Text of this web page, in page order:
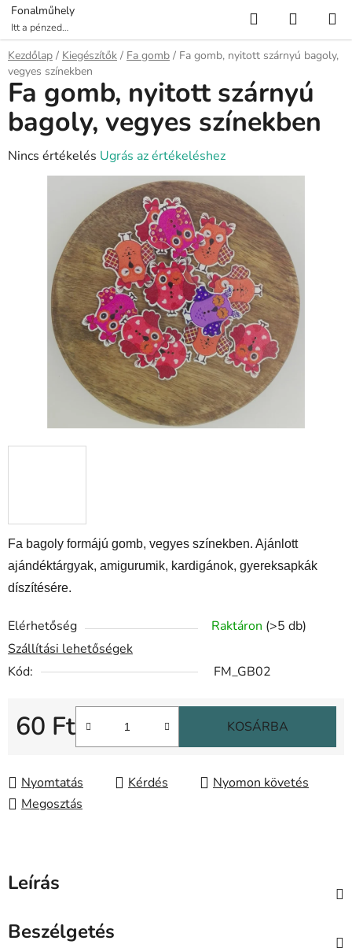
Ugrás
fő
tartalomhoz
Fonalműhely
Itt a pénzed
több fonalat ér!
KeresésKOSÁR
Kezdőlap / Kiegészítők / Fa gomb / Fa gomb, nyitott szárnyú bagoly,
vegyes színekben
Fa bagoly formájú gomb, vegyes színekben. Ajánlott
ajándéktárgyak, amigurumik, kardigánok, gyereksapkák
díszítésére.
Elérhetőség Raktáron (>5 db)
Szállítási lehetőségek
Kód:
FM_GB02
60 Ft KOSÁRBA
Nyomtatás Kérdés
Nyomon követés
Megosztás
Fa gomb, nyitott szárnyú
bagoly, vegyes színekben
A
termék
Nincs értékelés Ugrás az értékeléshez
Leírás
Beszélgetés